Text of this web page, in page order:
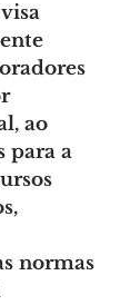
ao
para a
normas